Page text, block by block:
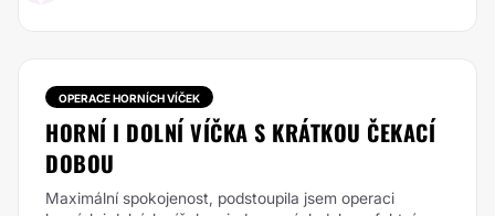
OPERACE HORNÍCH VÍČEK
HORNÍ I DOLNÍ VÍČKA S KRÁTKOU ČEKACÍ
DOBOU
Maximální spokojenost, podstoupila jsem operaci